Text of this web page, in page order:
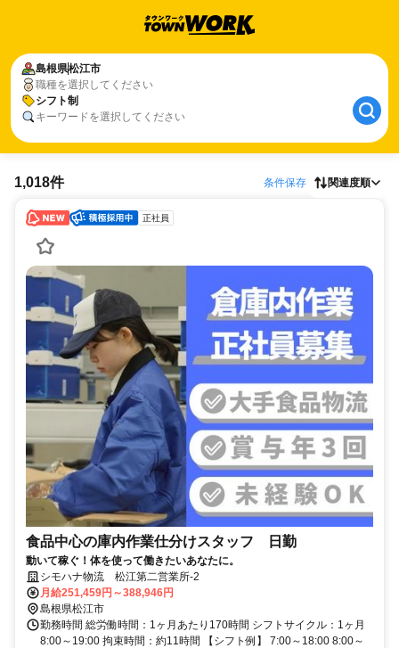
島根県松江市
職種を選択してください
シフト制
キーワードを選択してください
1,018件 条件保存 関連度順
正社員
食品中心の庫内作業仕分けスタッフ 日勤
動いて稼ぐ！体を使って働きたいあなたに。
シモハナ物流 松江第二営業所-2
月給251,459円～388,946円
島根県松江市
勤務時間 総労働時間：1ヶ月あたり170時間 シフトサイクル：1ヶ月
8:00～19:00 拘束時間：約11時間 【シフト例】 7:00～18:00 8:00～